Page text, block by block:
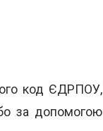
код ЄДРПОУ,
за допомогою